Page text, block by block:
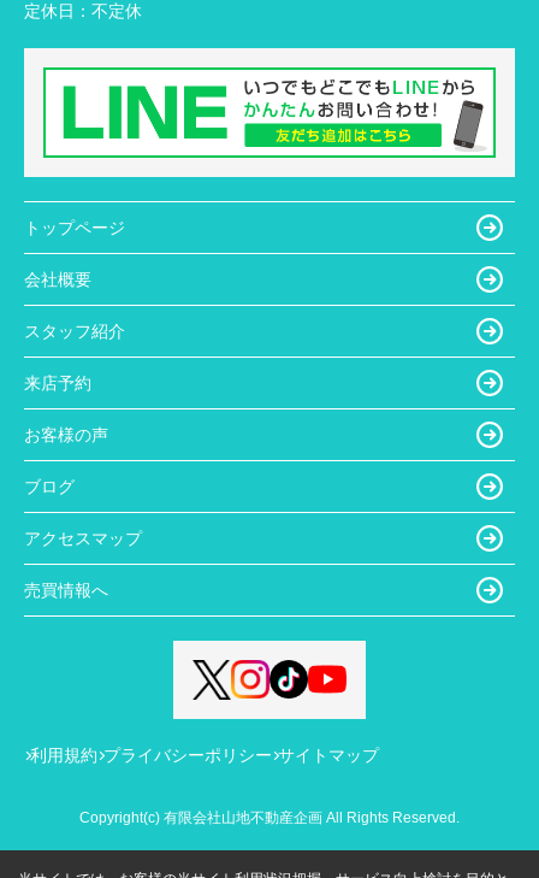
定休日： 不定休
トップページ
会社概要
スタッフ紹介
来店予約
お客様の声
ブログ
アクセスマップ
売買情報へ
利用規約 プライバシーポリシー サイトマップ
Copyright(c) 有限会社山地不動産企画 All Rights Reserved.